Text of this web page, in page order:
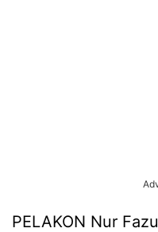
PELAKON Nur